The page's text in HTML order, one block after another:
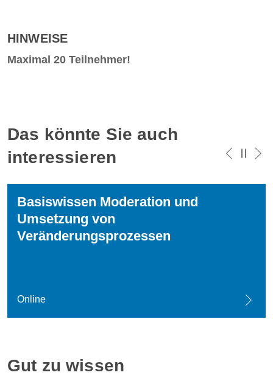
HINWEISE
Maximal 20 Teilnehmer!
Das könnte Sie auch
interessieren
Basiswissen Moderation und
Umsetzung von
Veränderungsprozessen
Online
Gut zu wissen